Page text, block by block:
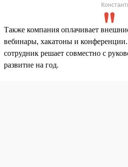
Также компания оплачивает
вебинары, хакатоны и
сотрудник решает совместно с
развитие на год.